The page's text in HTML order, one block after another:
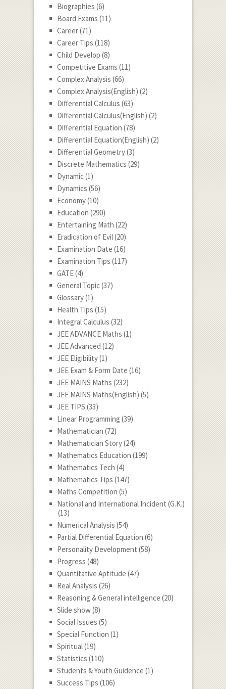
Biographies (6)
Board Exams (11)
Career(71)
Career Tips (118)
Child Develop (8)
Competitive Exams (11)
Complex Analysis (66)
Complex Analysis(English) (2)
Differential Calculus (63)
Differential Calculus(English) (2)
Differential Equation (78)
Differential Equation(English) (2)
Differential Geometry(3)
Discrete Mathematics (29)
Dynamic(1)
Dynamics (56)
Economy(10)
Education (290)
Entertaining Math (22)
Eradication of Evil(20)
Examination Date (16)
Examination Tips (117)
GATE(4)
General Topic(37)
Glossary(1)
Health Tips (15)
Integral Calculus (32)
JEE ADVANCE Maths (1)
JEE Advanced (12)
JEE Eligibility(1)
JEE Exam & Form Date (16)
JEE MAINS Maths (232)
JEE MAINS Maths(English) (5)
JEE TIPS (33)
Linear Programming (39)
Mathematician (72)
Mathematician Story(24)
Mathematics Education (199)
Mathematics Tech (4)
Mathematics Tips (147)
Maths Competition (5)
National and International Incident (G.K.)
(13)
Numerical Analysis (54)
Partial Differential Equation (6)
Personality Development (58)
Progress (48)
Quantitative Aptitude (47)
Real Analysis (26)
Reasoning & General intelligence (20)
Slide show(8)
Social Issues (5)
Special Function (1)
Spiritual(19)
Statistics (110)
Students & Youth Guidence (1)
Success Tips (106)